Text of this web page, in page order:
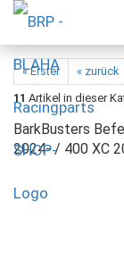
« Erster « zurück
11 Artikel in dieser
BarkBusters
2024- / 400 XC